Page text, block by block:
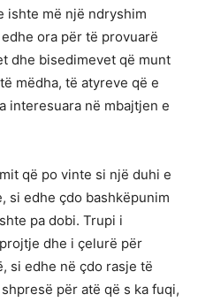
ishte më një ndryshim
ora për të provuarë
dhe bisedimevet që munt
mëdha, të atyreve që e
interesuara në mbajtjen e
që po vinte si një duhi e
si edhe çdo bashkëpunim
pa dobi. Trupi i
dhe i çelurë për
si edhe në çdo rasje të
për atë që s ka fuqi,